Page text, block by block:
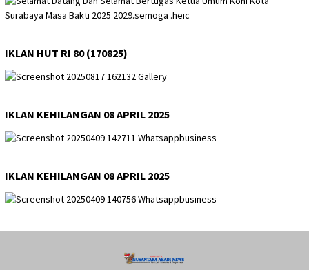
IKLAN HUT RI 80 (170825)
IKLAN KEHILANGAN 08 APRIL 2025
IKLAN KEHILANGAN 08 APRIL 2025